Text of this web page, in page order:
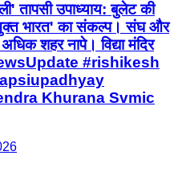
तापसी उपाध्याय: बुलेट की
भारत' का संकल्प। संघ और
शहर नापे। विद्या मंदिर
#rishikesh
Khurana Svmic